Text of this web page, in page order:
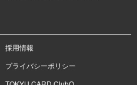
採用情報
プライバシーポリシー